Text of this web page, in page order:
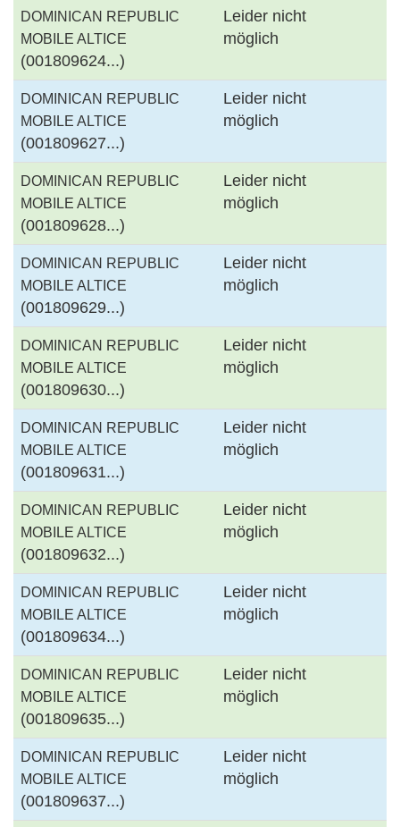
DOMINICAN REPUBLIC
MOBILE ALTICE
(001809624...)
Leider nicht
möglich
DOMINICAN REPUBLIC
MOBILE ALTICE
(001809627...)
Leider nicht
möglich
DOMINICAN REPUBLIC
MOBILE ALTICE
(001809628...)
Leider nicht
möglich
DOMINICAN REPUBLIC
MOBILE ALTICE
(001809629...)
Leider nicht
möglich
DOMINICAN REPUBLIC
MOBILE ALTICE
(001809630...)
Leider nicht
möglich
DOMINICAN REPUBLIC
MOBILE ALTICE
(001809631...)
Leider nicht
möglich
DOMINICAN REPUBLIC
MOBILE ALTICE
(001809632...)
Leider nicht
möglich
DOMINICAN REPUBLIC
MOBILE ALTICE
(001809634...)
Leider nicht
möglich
DOMINICAN REPUBLIC
MOBILE ALTICE
(001809635...)
Leider nicht
möglich
DOMINICAN REPUBLIC
MOBILE ALTICE
(001809637...)
Leider nicht
möglich